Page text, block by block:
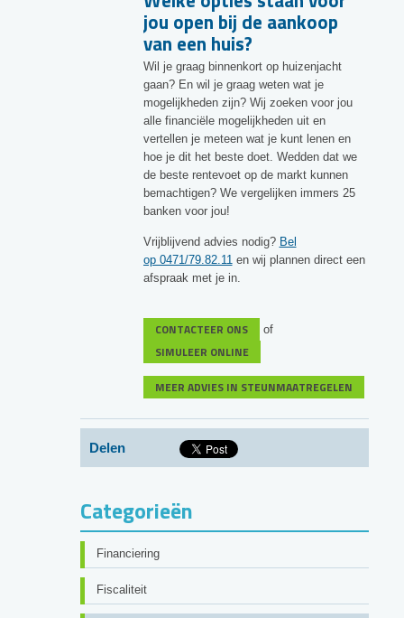
jou open bij de aankoop
van een huis?
Wil je graag binnenkort op huizenjacht
gaan? En wil je graag weten wat je
mogelijkheden zijn? Wij zoeken voor jou
alle financiële mogelijkheden uit en
vertellen je meteen wat je kunt lenen en
hoe je dit het beste doet. Wedden dat we
de beste rentevoet op de markt kunnen
bemachtigen? We vergelijken immers 25
banken voor jou!
Vrijblijvend advies nodig? Bel
op 0471/79.82.11en wij plannen direct een
afspraak met je in.
CONTACTEER ONS of
SIMULEER ONLINE
MEER ADVIES IN STEUNMAATREGELEN
Delen
Categorieën
Financiering
Fiscaliteit